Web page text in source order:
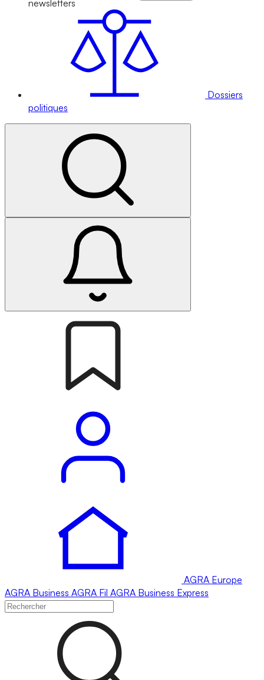
newsletters
Dossiers
politiques
AGRA Europe
AGRA Business AGRA Fil AGRA Business Express